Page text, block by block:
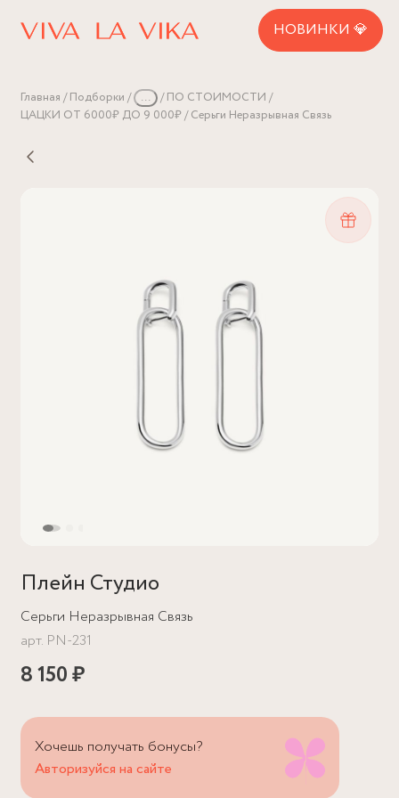
НОВИНКИ 💎
Главная Подборки ...
ПО СТОИМОСТИ
ЦАЦКИ ОТ 6000₽ ДО 9 000₽ Серьги Неразрывная Связь
Плейн Студио
Серьги Неразрывная Связь
арт. PN-231
8 150 ₽
Хочешь получать бонусы?
Авторизуйся на сайте